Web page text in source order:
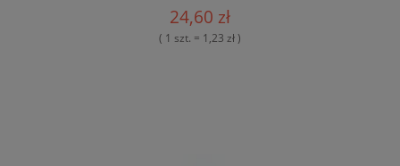
24,60 zł
( 1 szt. = 1,23 zł )